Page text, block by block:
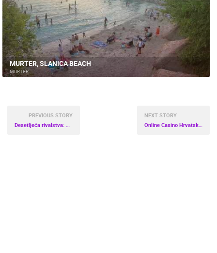
MURTER, SLANICA BEACH
MURTER
PREVIOUS STORY
Desetljeća rivalstva: Dinamika razvoja mađarsko-hrvatskih nogometnih susreta
NEXT STORY
Online Casino Hrvatska: Pravila, Strategije i Najnovije Ponude